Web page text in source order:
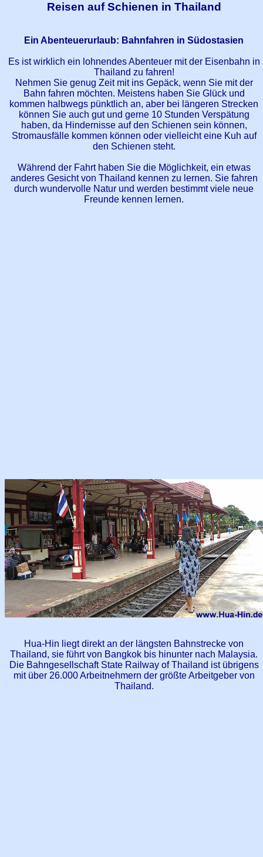
Reisen auf Schienen in Thailand
Ein Abenteuerurlaub: Bahnfahren in Südostasien
Es ist wirklich ein lohnendes Abenteuer mit der Eisenbahn in
Thailand zu fahren!
Nehmen Sie genug Zeit mit ins Gepäck, wenn Sie mit der
Bahn fahren möchten. Meistens haben Sie Glück und
kommen halbwegs pünktlich an, aber bei längeren Strecken
können Sie auch gut und gerne 10 Stunden Verspätung
haben, da Hindernisse auf den Schienen sein können,
Stromausfälle kommen können oder vielleicht eine Kuh auf
den Schienen steht.
Während der Fahrt haben Sie die Möglichkeit, ein etwas
anderes Gesicht von Thailand kennen zu lernen. Sie fahren
durch wundervolle Natur und werden bestimmt viele neue
Freunde kennen lernen.
Hua-Hin liegt direkt an der längsten Bahnstrecke von
Thailand, sie führt von Bangkok bis hinunter nach Malaysia.
Die Bahngesellschaft State Railway of Thailand ist übrigens
mit über 26.000 Arbeitnehmern der größte Arbeitgeber von
Thailand.